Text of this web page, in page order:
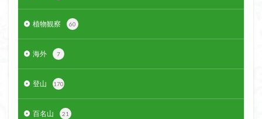
植物観察 60
海外 7
登山 170
百名山 21